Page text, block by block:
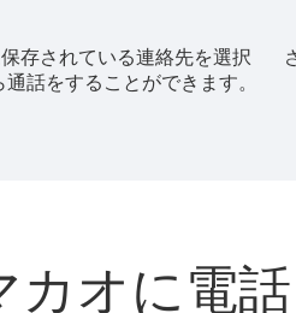
存されている連絡先を選択
話をすることができます。
オに電